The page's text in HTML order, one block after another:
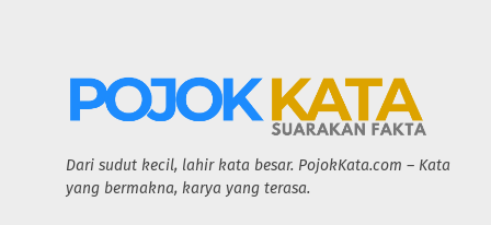
Dari sudut kecil, lahir kata besar. PojokKata.com – Kata
yang bermakna, karya yang terasa.